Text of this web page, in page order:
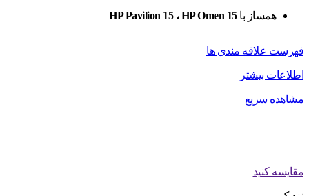
همساز باHP Pavilion 15 ، HP Omen 15
فهرست علاقه مندی ها
اطلاعات بیشتر
مشاهده سریع
مقایسه کنید